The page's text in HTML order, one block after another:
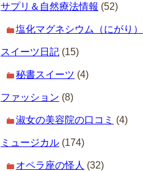
サプリ＆自然療法情報 (52)
塩化マグネシウム（にがり）
スイーツ日記 (15)
秘書スイーツ (4)
ファッション (8)
淑女の美容院の口コミ (4)
ミュージカル (174)
オペラ座の怪人 (32)